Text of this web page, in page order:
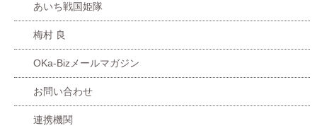
あいち戦国姫隊
梅村 良
OKa-Bizメールマガジン
お問い合わせ
連携機関